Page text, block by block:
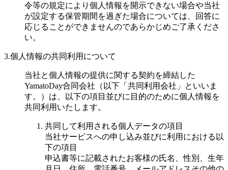
令等の規定により個人情報を開示できない場合や当社
が設定する保管期間を過ぎた場合については、回答に
応じることができませんのであらかじめご了承くださ
い。
3.個人情報の共同利用について
当社と個人情報の提供に関する契約を締結した
YamatoDay合同会社（以下「共同利用会社」といいま
す。）は、以下の項目並びに目的のために個人情報を
共同利用いたします。
共同して利用される個人データの項目
当社サービスへの申し込み並びに利用における以
下の項目
申込書等に記載されたお客様の氏名、性別、生年